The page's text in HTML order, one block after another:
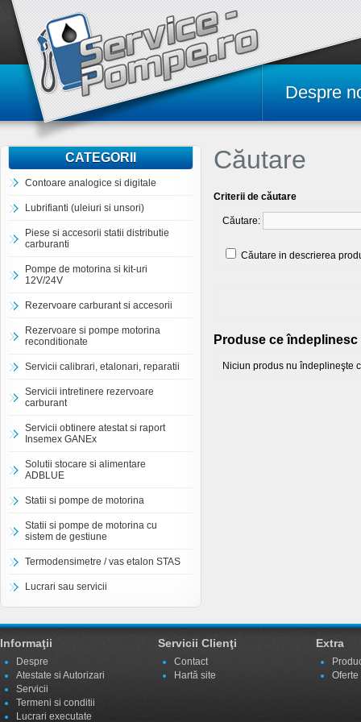
Despre
CATEGORII
Contoare analogice si digitale
Lubrifianti (uleiuri si unsori)
Piese si accesorii statii distributie
carburanti
Pompe de motorina si kit-uri
12V/24V
Rezervoare carburant si accesorii
Rezervoare si pompe motorina
reconditionate
Servicii calibrari, etalonari, reparatii
Servicii intretinere rezervoare
carburant
Servicii obtinere atestat si raport
Insemex GANEx
Solutii stocare si alimentare
ADBLUE
Statii si pompe de motorina
Statii si pompe de motorina cu
sistem de gestiune
Termodensimetre / vas etalon STAS
Lucrari sau servicii
Căutare
Criterii de căutare
Căutare:
Căutare in descrierea
Produse ce
Niciun produs nu îndeplineşte
Informaţii
Despre
Atestate si Autorizari
Servicii
Termeni si conditii
Lucrari executate
Servicii Clienţi
Contact
Hartă site
Extra